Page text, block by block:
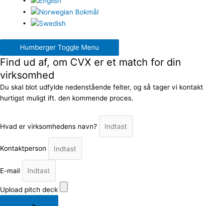
Humberger Toggle Menu
Find ud af, om CVX er et match for din
virksomhed
Du skal blot udfylde nedenstående felter, og så tager vi kontakt
hurtigst muligt ift. den kommende proces.
Hvad er virksomhedens navn?
Kontaktperson
E-mail
Upload pitch deck